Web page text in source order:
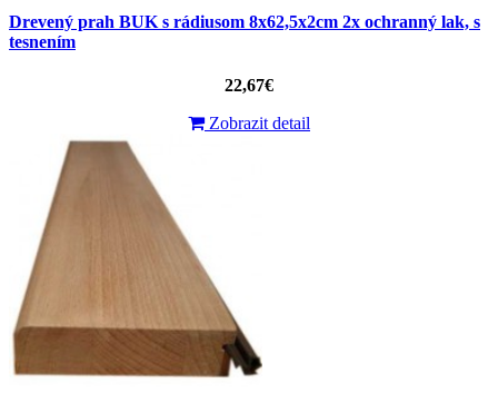
Drevený prah BUK s rádiusom 8x62,5x2cm 2x ochranný lak, s
tesnením
22,67€
Zobrazit detail